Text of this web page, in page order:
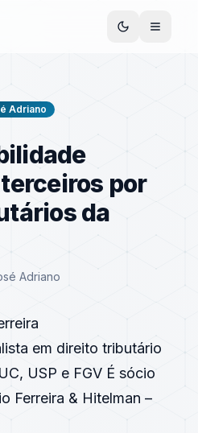
Adriano
por
da
Adriano
em direito tributário
USP e FGV É sócio
Ferreira & Hitelman –